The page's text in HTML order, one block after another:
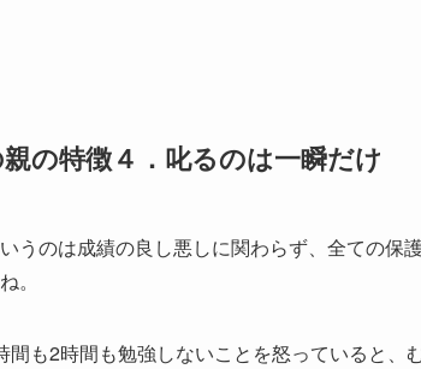
の特徴４．叱るのは一瞬だけ
うのは成績の良し悪しに関わらず、全ての保
。
間も2時間も勉強しないことを怒っていると、